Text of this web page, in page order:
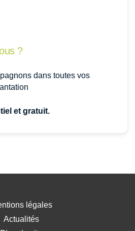
?
dans toutes vos
et gratuit.
légales
Actualités